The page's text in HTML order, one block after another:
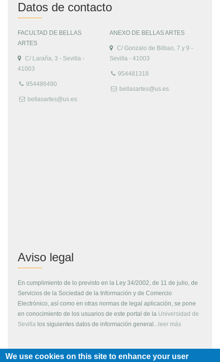
Datos de contacto
FACULTAD DE BELLAS
ARTES
C/ Laraña, 3 - Sevilla -
41003
954486490
bellasartes@us.es
ANEXO DE BELLAS ARTES
C/ Gonzalo de Bilbao, 7 y 9 -
Sevilla - 41003
954481318
bellasartes@us.es
Aviso legal
En cumplimiento de lo previsto en la Ley 34/2002, de 11 de julio, de
Servicios de la Sociedad de la Información y de Comercio
Electrónico, así como en otras normas de legal aplicación, se pone
en conocimiento de los usuarios de este portal de la Universidad de
Sevilla los siguientes datos de información general... leer más
We use cookies on this site to enhance your user